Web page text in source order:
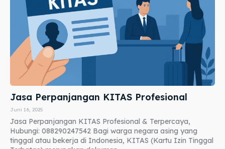
Jasa Perpanjangan KITAS Profesional
Juni 16, 2025
Jasa Perpanjangan KITAS Profesional & Terpercaya,
Hubungi: 088290247542 Bagi warga negara asing yang
tinggal atau bekerja di Indonesia, KITAS (Kartu Izin Tinggal